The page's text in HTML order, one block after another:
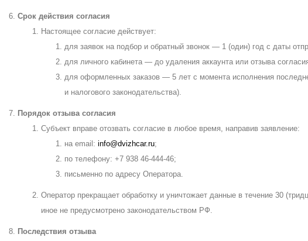
Срок действия согласия
Настоящее согласие действует:
для заявок на подбор и обратный звонок — 1 (один) год с даты
для личного кабинета — до удаления аккаунта или отзыва
для оформленных заказов — 5 лет с момента исполнения
и налогового законодательства).
Порядок отзыва согласия
Субъект вправе отозвать согласие в любое время, направив заявление:
на email: info@dvizhcar.ru;
по телефону: +7 938 46-444-46;
письменно по адресу Оператора.
Оператор прекращает обработку и уничтожает данные в течение 30
иное не предусмотрено законодательством РФ.
Последствия отзыва